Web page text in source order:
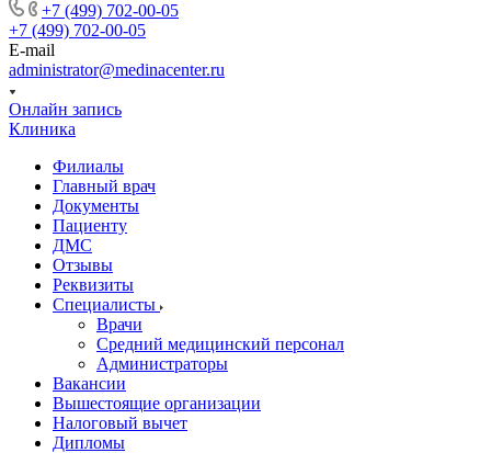
+7 (499) 702-00-05
+7 (499) 702-00-05
E-mail
administrator@medinacenter.ru
Онлайн запись
Клиника
Филиалы
Главный врач
Документы
Пациенту
ДМС
Отзывы
Реквизиты
Специалисты
Врачи
Средний медицинский персонал
Администраторы
Вакансии
Вышестоящие организации
Налоговый вычет
Дипломы